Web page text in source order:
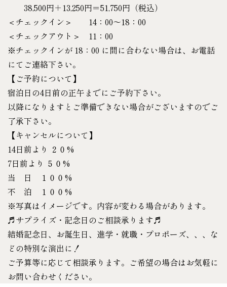
38,500円＋13,250円＝51,750円（税込）
＜チェックイン＞ 14：00～18：00
＜チェックアウト＞ 11：00
※チェックインが 18：00 に間に合わない場合は、お電話
にてご連絡下さい。
【ご予約について】
宿泊日の4日前の正午までにご予約下さい。
以降になりますとご準備できない場合がございますのでご
了承下さい。
【キャンセルについて】
14日前より ２０%
7日前より ５０%
当 日 １００%
不 泊 １００%
※写真はイメージです。内容が変わる場合があります。
♬サプライズ・記念日のご相談承ります♬
結婚記念日、お誕生日、進学・就職・プロポーズ、、、な
どの特別な演出に！
ご予算等に応じて相談承ります。ご希望の場合はお気軽に
お問い合わせください。